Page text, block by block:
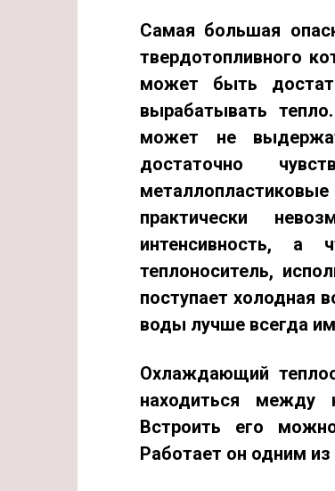
Самая большая
твердотопливного
может быть
вырабатывать
может не
достаточно
практически
интенсивность, а
теплоноситель,
поступает холодная
воды лучше всегда
Охлаждающий
находиться между
Встроить его
Работает он одним